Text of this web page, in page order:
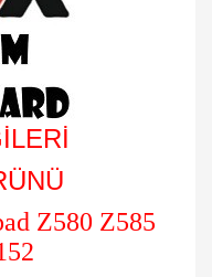
Z580 Z585